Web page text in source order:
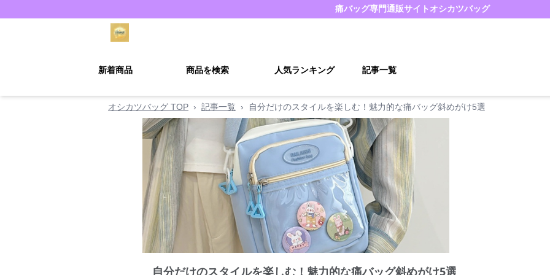
痛バッグ専門通販サイト オシカツバッグ
新着商品 商品を検索 人気ランキング 記事一覧
オシカツバッグ TOP › 記事一覧 › 自分だけのスタイルを楽しむ！魅力的な痛バッグ斜めがけ5選
自分だけのスタイルを楽しむ！魅力的な痛バッグ斜めがけ5選